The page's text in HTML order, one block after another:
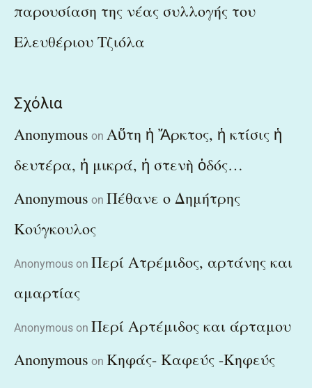
παρουσίαση της νέας συλλογής του
Ελευθέριου Τζιόλα
Σχόλια
Anonymous on Αὕτη ἡ Ἄρκτος, ἡ κτίσις ἡ
δευτέρα, ἡ μικρά, ἡ στενὴ ὁδός…
Anonymous on Πέθανε ο Δημήτρης
Κούγκουλος
Anonymous on Περί Ατρέμιδος, αρτάνης και
αμαρτίας
Anonymous on Περί Αρτέμιδος και άρταμου
Anonymous on Κηφάς- Καφεύς -Κηφεύς